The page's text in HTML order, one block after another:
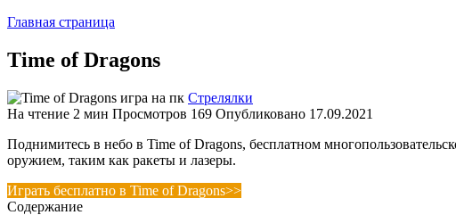
Главная страница
Time of Dragons
Стрелялки
На чтение 2 мин Просмотров 169 Опубликовано 17.09.2021
Поднимитесь в небо в Time of Dragons, бесплатном
оружием, таким как ракеты и лазеры.
Играть бесплатно в Time of Dragons>>
Содержание